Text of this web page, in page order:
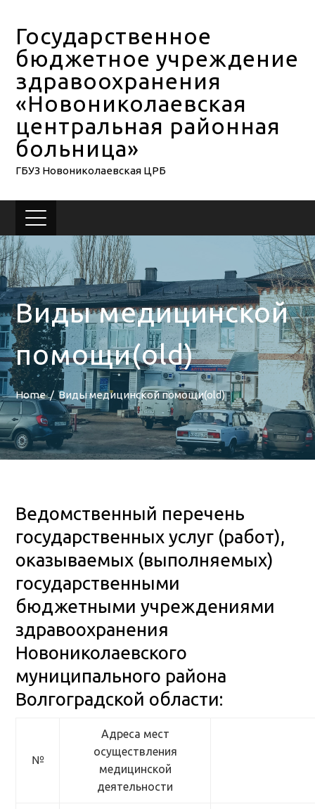
Государственное
бюджетное учреждение
здравоохранения
«Новониколаевская
центральная районная
больница»
ГБУЗ Новониколаевская ЦРБ
Виды медицинской
помощи(old)
Home Виды медицинской помощи(old)
Ведомственный перечень
государственных услуг (работ),
оказываемых (выполняемых)
государственными
бюджетными учреждениями
здравоохранения
Новониколаевского
муниципального района
Волгоградской области:
№
Адреса мест
осуществления
медицинской
деятельности